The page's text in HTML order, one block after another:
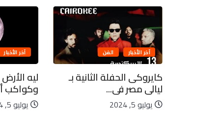
آخر الأخبار الفن
كايروكى الحفلة الثانية بـ
ليالى مصر فى...
يوليو 5, 2024
آخر الأخبار
ليه
وكواكب
يوليو 5, 2024